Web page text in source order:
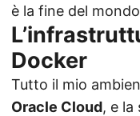
è la fine del
Docker
Tutto il mio
Oracle Cloud, e la